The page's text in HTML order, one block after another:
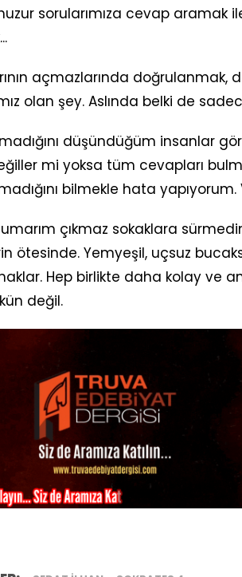
sorularımıza cevap aramak
açmazlarında
olan şey. Aslında belki de
düşündüğüm insanlar
mi yoksa tüm cevapları
bilmekle hata
çıkmaz sokaklara
ötesinde. Yemyeşil, uçsuz
Hep birlikte daha kolay ve
değil.